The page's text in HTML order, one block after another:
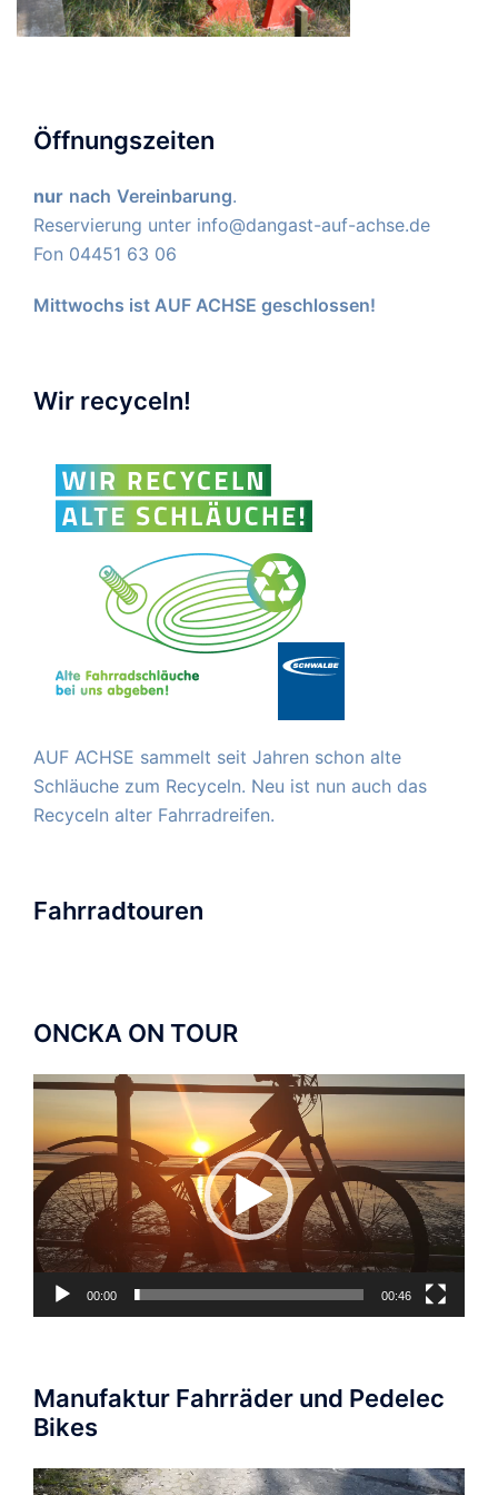
Öffnungszeiten
nur nach Vereinbarung.
Reservierung unter info@dangast-auf-achse.de
Fon 04451 63 06
Mittwochs ist AUF ACHSE geschlossen!
Wir recyceln!
AUF ACHSE sammelt seit Jahren schon alte
Schläuche zum Recyceln. Neu ist nun auch das
Recyceln alter Fahrradreifen.
Fahrradtouren
ONCKA ON TOUR
Video-
Player
00:00 00:46
Manufaktur Fahrräder und Pedelec
Bikes
Video-